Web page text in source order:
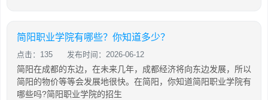
简阳职业学院有哪些？你知道多少？
点击：135 发布时间：2026-06-12
简阳在成都的东边，在未来几年，成都经济将向东边发展，所以
简阳的物价等等会发展地很快。在简阳，你知道简阳职业学院有
哪些吗?简阳职业学院的招生